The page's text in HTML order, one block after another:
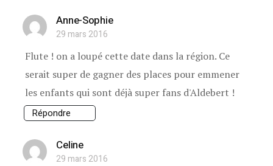
Anne-Sophie
29 mars 2016
Flute ! on a loupé cette date dans la région. Ce
serait super de gagner des places pour emmener
les enfants qui sont déjà super fans d'Aldebert !
Répondre
Celine
29 mars 2016